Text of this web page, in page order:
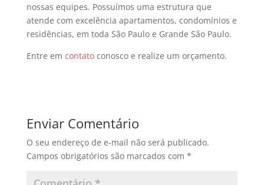
nossas equipes. Possuímos uma estrutura que
atende com excelência apartamentos, condomínios e
residências, em toda São Paulo e Grande São Paulo.
Entre em contatoconosco e realize um orçamento.
Enviar Comentário
O seu endereço de e-mail não será publicado.
Campos obrigatórios são marcados com *